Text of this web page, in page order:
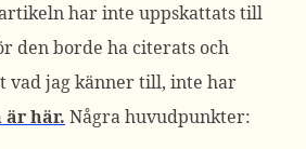
har inte uppskattats till
den borde ha citerats och
vad jag känner till, inte har
är här. Några huvudpunkter: